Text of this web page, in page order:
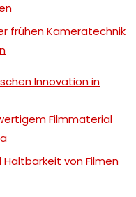
frühen Kameratechnik
Innovation in
Filmmaterial
von Filmen